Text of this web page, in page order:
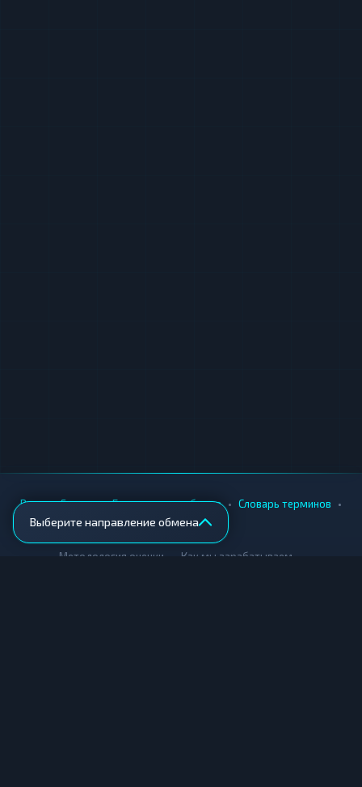
Выберите направление обмена
Вики • Города • Безопасность обмена • Словарь терминов •
AML-проверка
Методология оценки Как мы зарабатываем